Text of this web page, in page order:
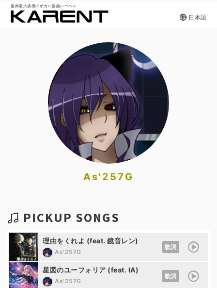
世界最大規模のボカロ楽曲レーベル
日本語
As'257G
PICKUP SONGS
理由をくれよ (feat. 鏡音レン)
As'257G
歌詞
星図のユーフォリア (feat. IA)
As'257G
歌詞